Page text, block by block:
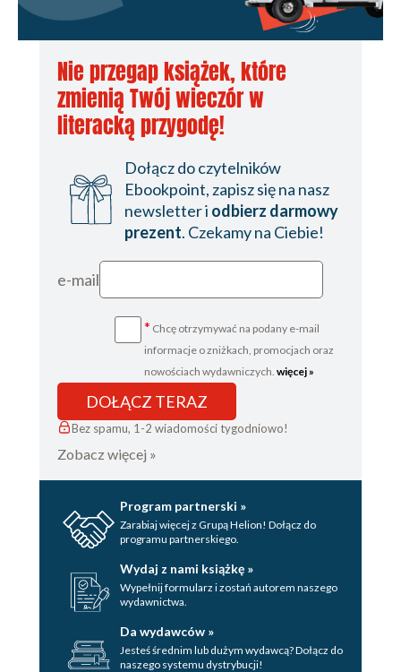
ROZDZIAŁ DWUDZIESTY PIĄTY
Nie przegap książek, które
zmienią Twój wieczór w
literacką przygodę!
Dołącz do czytelników
Ebookpoint, zapisz się na nasz
newsletter i odbierz darmowy
prezent. Czekamy na Ciebie!
e-mail
* Chcę otrzymywać na podany e-mail
informacje o zniżkach, promocjach oraz
nowościach wydawniczych. więcej »
DOŁĄCZ TERAZ
Bez spamu, 1-2 wiadomości tygodniowo!
Zobacz więcej »
Program partnerski »
Zarabiaj więcej z Grupą Helion! Dołącz do
programu partnerskiego.
Wydaj z nami książkę »
Wypełnij formularz i zostań autorem naszego
wydawnictwa.
Da wydawców »
Jesteś średnim lub dużym wydawcą? Dołącz do
naszego systemu dystrybucji!